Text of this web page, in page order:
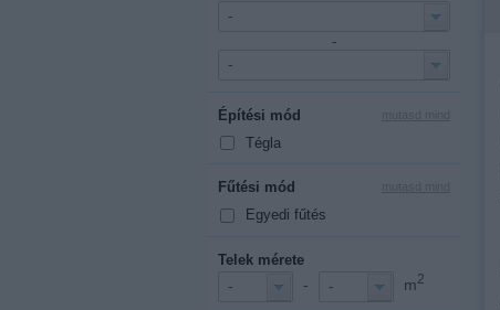
-
-
-
Építési mód
Tégla
Fűtési mód
Egyedi fűtés
Telek mérete
- - - m2